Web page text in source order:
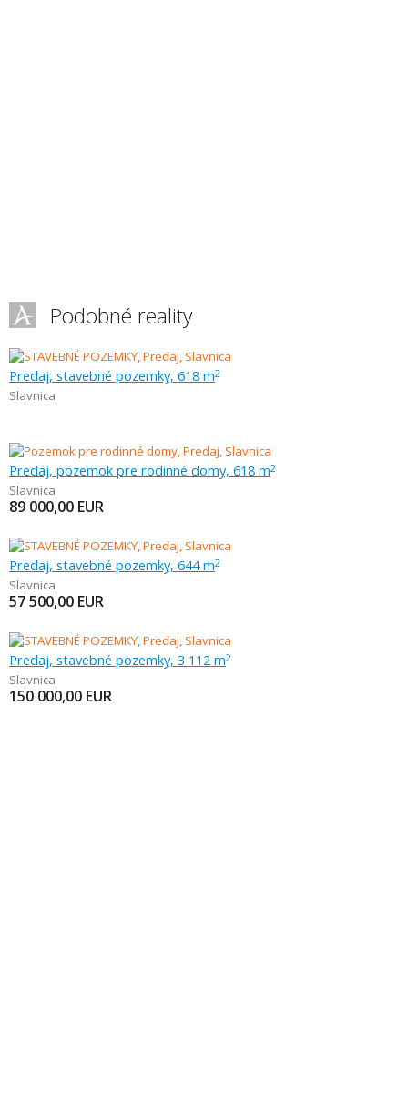
Podobné reality
Predaj, stavebné pozemky, 618 m2
Slavnica
Predaj, pozemok pre rodinné domy, 618 m2
Slavnica
89 000,00 EUR
Predaj, stavebné pozemky, 644 m2
Slavnica
57 500,00 EUR
Predaj, stavebné pozemky, 3 112 m2
Slavnica
150 000,00 EUR